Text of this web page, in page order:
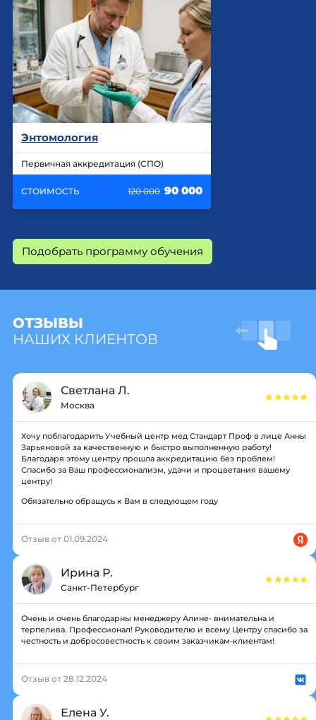
Энтомология
Первичная аккредитация (СПО)
СТОИМОСТЬ 120 000 90 000
Подобрать программу обучения
ОТЗЫВЫ
НАШИХ КЛИЕНТОВ
Светлана Л.
Москва
Хочу поблагодарить Учебный центр мед Стандарт Проф в лице Анны
Зарьяновой за качественную и быстро выполненную работу!
Благодаря этому центру прошла аккредитацию без проблем!
Спасибо за Ваш профессионализм, удачи и процветания вашему
центру!
Обязательно обращусь к Вам в следующем году
Отзыв от 01.09.2024
Ирина Р.
Санкт-Петербург
Очень и очень благодарны менеджеру Алине- внимательна и
терпелива. Профессионал! Руководителю и всему Центру спасибо за
честность и добросовестность к своим заказчикам-клиентам!
Отзыв от 28.12.2024
Елена У.